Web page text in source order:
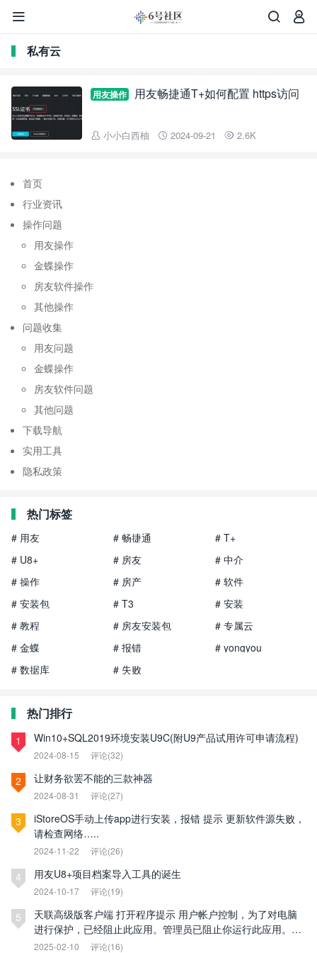



私有云
用友操作 用友畅捷通T+如何配置 https访问
 小小白西柚  2024-09-21  2.6K
首页
行业资讯
操作问题
用友操作
金蝶操作
房友软件操作
其他操作
问题收集
用友问题
金蝶操作
房友软件问题
其他问题
下载导航
实用工具
隐私政策
热门标签
# 用友 # 畅捷通
# T+
# U8+
# 房友
# 中介
# 操作
# 房产
# 软件
# 安装包
# T3
# 安装
# 教程
# 房友安装包
# 专属云
# 金蝶
# 报错
# yongyou
# 数据库
# 失败
热门排行
1 Win10+SQL2019环境安装U9C(附U9产品试用许可申请流程)
2024-08-15 评论(32)
2 让财务欲罢不能的三款神器
2024-08-31 评论(27)
3
iStoreOS手动上传app进行安装，报错 提示 更新软件源失败，
请检查网络…..
2024-11-22 评论(26)
4 用友U8+项目档案导入工具的诞生
2024-10-17 评论(19)
5
天联高级版客户端 打开程序提示 用户帐户控制，为了对电脑
进行保护，已经阻止此应用。管理员已阻止你运行此应用。有
关详细信息，请与管理员联系。
2025-02-10 评论(16)